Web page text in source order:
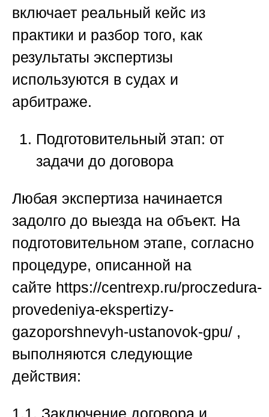
включает реальный кейс из
практики и разбор того, как
результаты экспертизы
используются в судах и
арбитраже.
Подготовительный этап: от
задачи до договора
Любая экспертиза начинается
задолго до выезда на объект. На
подготовительном этапе, согласно
процедуре, описанной на
сайте https://centrexp.ru/proczedura-
provedeniya-ekspertizy-
gazoporshnevyh-ustanovok-gpu/ ,
выполняются следующие
действия:
1.1. Заключение договора и